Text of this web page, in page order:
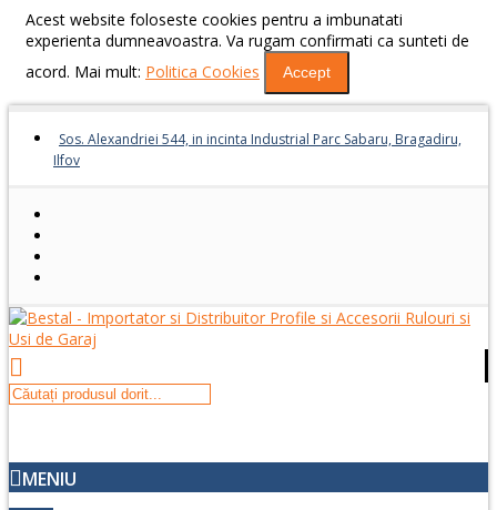
Acest website foloseste cookies pentru a imbunatati
experienta dumneavoastra. Va rugam confirmati ca sunteti de
acord. Mai mult: Politica Cookies Accept
Sos. Alexandriei 544, in incinta Industrial Parc Sabaru, Bragadiru,
Ilfov
MENIU